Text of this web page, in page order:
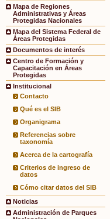
Mapa de Regiones
Administrativas y Áreas
Protegidas Nacionales
Mapa del Sistema Federal de
Áreas Protegidas
Documentos de interés
Centro de Formación y
Capacitación en Áreas
Protegidas
Institucional
Contacto
Qué es el SIB
Organigrama
Referencias sobre
taxonomía
Acerca de la cartografía
Criterios de ingreso de
datos
Cómo citar datos del SIB
Noticias
Administración de Parques